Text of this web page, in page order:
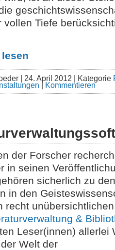
vollen Tiefe
| 24. April 2012 | Kategorie
| Kommentieren
der Forscher
in seinen
sicherlich zu
in den
recht
&
Leser(innen) allerlei
Welt der